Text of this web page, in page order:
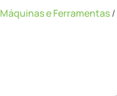
Máquinas e Ferramentas/